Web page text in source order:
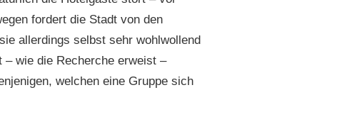
fordert die Stadt von den
allerdings selbst sehr wohlwollend
wie die Recherche erweist –
welchen eine Gruppe sich